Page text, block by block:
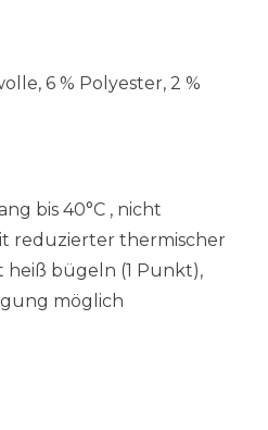
6 % Polyester, 2 %
bis 40°C , nicht
reduzierter thermischer
bügeln (1 Punkt),
möglich